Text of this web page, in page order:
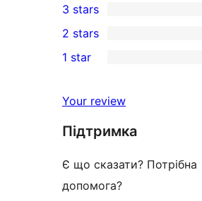
star
reviews
4-
star
review
1
3-
star
3 stars
2-
review
2 stars
star
reviews
1 star
Your review
Підтримка
Є що сказати? Потрібна
допомога?